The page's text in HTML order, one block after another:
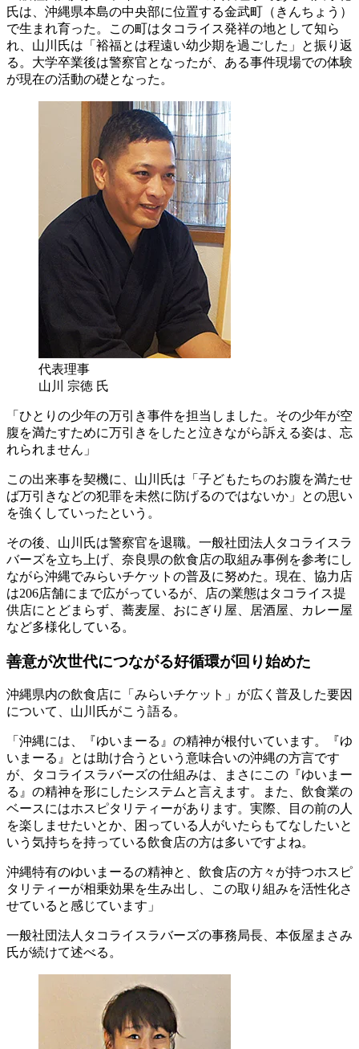
氏は、沖縄県本島の中央部に位置する金武町（きんちょう）
で生まれ育った。この町はタコライス発祥の地として知ら
れ、山川氏は「裕福とは程遠い幼少期を過ごした」と振り返
る。大学卒業後は警察官となったが、ある事件現場での体験
が現在の活動の礎となった。
代表理事
山川 宗徳 氏
「ひとりの少年の万引き事件を担当しました。その少年が空
腹を満たすために万引きをしたと泣きながら訴える姿は、忘
れられません」
この出来事を契機に、山川氏は「子どもたちのお腹を満たせ
ば万引きなどの犯罪を未然に防げるのではないか」との思い
を強くしていったという。
その後、山川氏は警察官を退職。一般社団法人タコライスラ
バーズを立ち上げ、奈良県の飲食店の取組み事例を参考にし
ながら沖縄でみらいチケットの普及に努めた。現在、協力店
は206店舗にまで広がっているが、店の業態はタコライス提
供店にとどまらず、蕎麦屋、おにぎり屋、居酒屋、カレー屋
など多様化している。
善意が次世代につながる好循環が回り始めた
沖縄県内の飲食店に「みらいチケット」が広く普及した要因
について、山川氏がこう語る。
「沖縄には、『ゆいまーる』の精神が根付いています。『ゆ
いまーる』とは助け合うという意味合いの沖縄の方言です
が、タコライスラバーズの仕組みは、まさにこの『ゆいまー
る』の精神を形にしたシステムと言えます。また、飲食業の
ベースにはホスピタリティーがあります。実際、目の前の人
を楽しませたいとか、困っている人がいたらもてなしたいと
いう気持ちを持っている飲食店の方は多いですよね。
沖縄特有のゆいまーるの精神と、飲食店の方々が持つホスピ
タリティーが相乗効果を生み出し、この取り組みを活性化さ
せていると感じています」
一般社団法人タコライスラバーズの事務局長、本仮屋まさみ
氏が続けて述べる。